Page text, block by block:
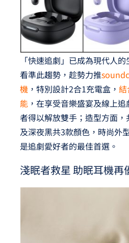
「快速追劇」已成為現代人
看準此趨勢，趁勢力推
機 ，特別設計2合1充電盒，
能，在享受音樂盛宴及線上
者得以解放雙手；造型方面
及深夜黑共3款顏色，時尚外
是追劇愛好者的最佳首選。
淺眠者救星 助眠耳機再